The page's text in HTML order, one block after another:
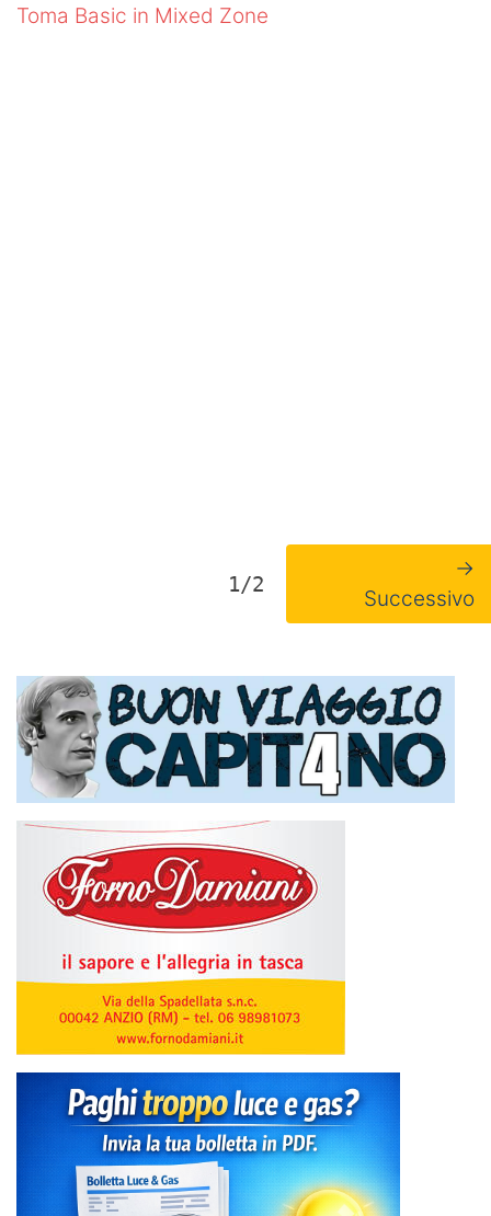
Toma Basic in Mixed Zone
1/2
→
Successivo